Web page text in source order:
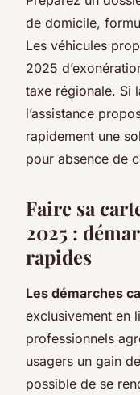
de domicile,
Les véhicules
2025
taxe régionale. Si
l’assistance
rapidement une
pour absence de
Faire sa
2025 :
rapides
Les démarches
exclusivement en
professionnels
usagers un gain
possible de se